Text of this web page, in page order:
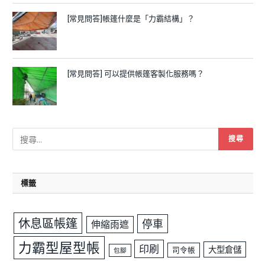
[常見問答]帳篷什麼是「力霸結構」？
[常見問答] 可以提供帳篷客製化服務嗎？
標籤
休息區帳篷 伸縮雨遮 停車
力霸型屋型帳 包腳 印刷 司令帳 大型倉儲